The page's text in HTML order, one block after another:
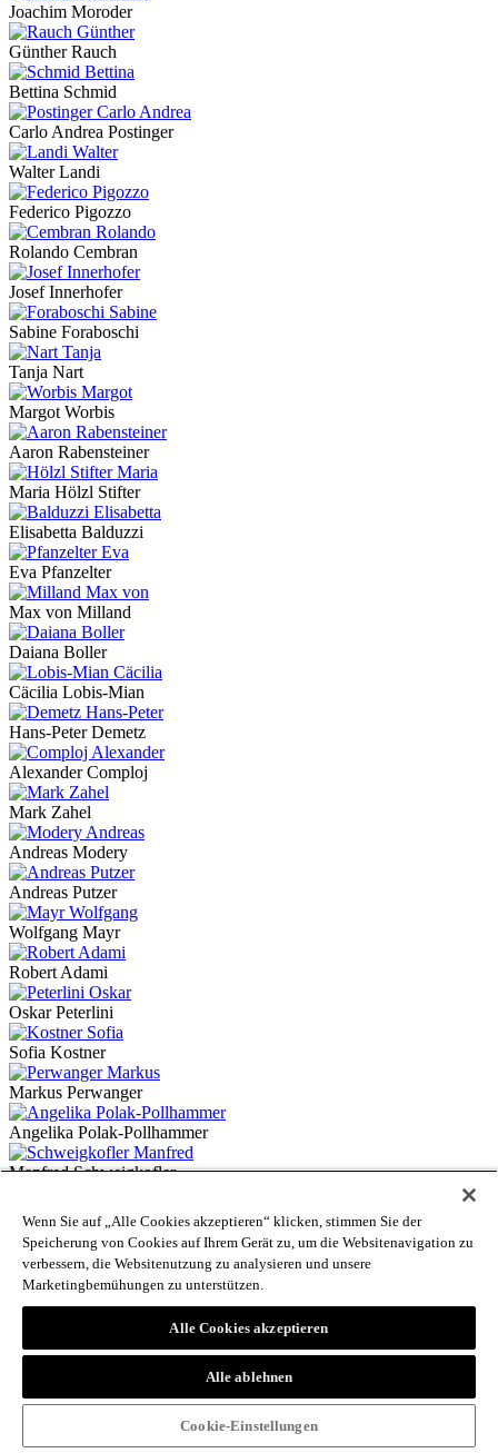
Joachim Moroder
Günther Rauch
Bettina Schmid
Carlo Andrea Postinger
Walter Landi
Federico Pigozzo
Rolando Cembran
Josef Innerhofer
Sabine Foraboschi
Tanja Nart
Margot Worbis
Aaron Rabensteiner
Maria Hölzl Stifter
Elisabetta Balduzzi
Eva Pfanzelter
Max von Milland
Daiana Boller
Cäcilia Lobis-Mian
Hans-Peter Demetz
Alexander Comploj
Mark Zahel
Andreas Modery
Andreas Putzer
Wolfgang Mayr
Robert Adami
Oskar Peterlini
Sofia Kostner
Markus Perwanger
Angelika Polak-Pollhammer
Manfred Schweigkofler
Kurt Promberger
Patrick Thaler
Benedikt Terzer
Sabine Peer
Wenn Sie auf „Alle Cookies akzeptieren“ klicken, stimmen Sie der
Speicherung von Cookies auf Ihrem Gerät zu, um die Websitenavigation zu
verbessern, die Websitenutzung zu analysieren und unsere
Marketingbemühungen zu unterstützen.
Alle Cookies akzeptieren
Alle ablehnen
Cookie-Einstellungen